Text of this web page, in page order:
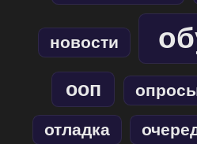
новости
ооп
отладка